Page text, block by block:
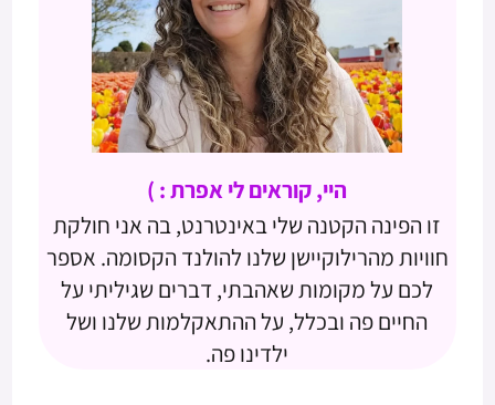
היי, קוראים לי אפרת : )
זו הפינה הקטנה שלי באינטרנט, בה אני חולקת
חוויות מהרילוקיישן שלנו להולנד הקסומה. אספר
לכם על מקומות שאהבתי, דברים שגיליתי על
החיים פה ובכלל, על ההתאקלמות שלנו ושל
ילדינו פה.